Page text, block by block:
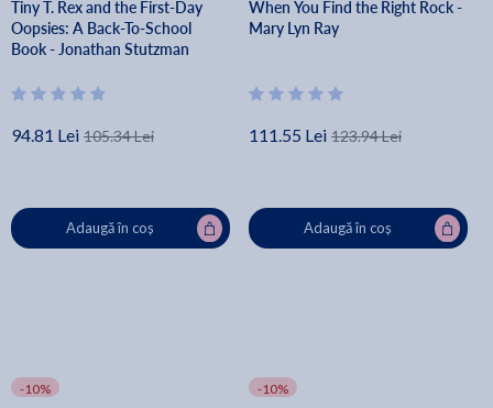
Tiny T. Rex and the First-Day
Oopsies: A Back-To-School
Book - Jonathan Stutzman
94.81 Lei 105.34 Lei
Adaugă în coș
When You Find the Right Rock -
Mary Lyn Ray
111.55 Lei 123.94 Lei
Adaugă în coș
-10% -10%